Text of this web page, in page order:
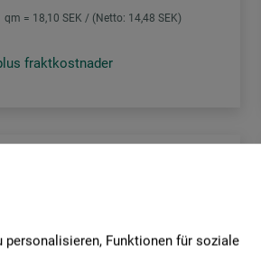
personalisieren, Funktionen für soziale
qm = 18,10 SEK / (Netto: 14,48 SEK)
fraktkostnader